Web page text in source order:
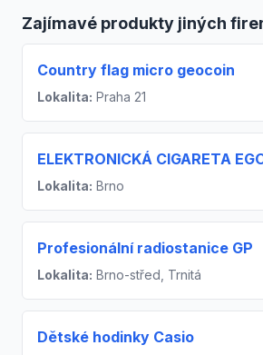
Zajímavé produkty jiných
Country flag micro geocoin
Lokalita: Praha 21
ELEKTRONICKÁ CIGARETA
Lokalita: Brno
Profesionální radiostanice GP
Lokalita: Brno-střed, Trnitá
Dětské hodinky Casio